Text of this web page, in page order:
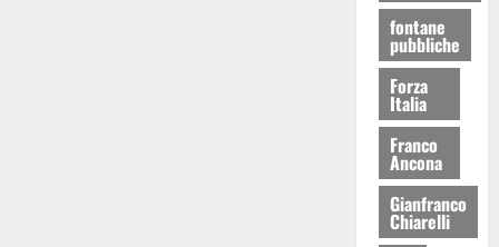
fontane
pubbliche
Forza
Italia
Franco
Ancona
Gianfranco
Chiarelli